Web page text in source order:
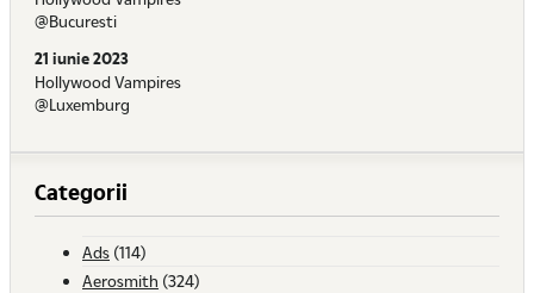
@Bucuresti
21 iunie 2023
Hollywood Vampires
@Luxemburg
Categorii
Ads (114)
Aerosmith (324)